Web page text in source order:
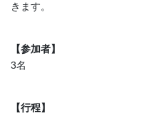
きます。
【参加者】
3名
【行程】